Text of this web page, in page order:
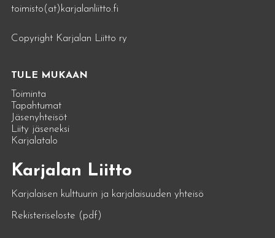
toimisto(at)karjalanliitto.fi
Copyright Karjalan Liitto ry
TULE MUKAAN
Toiminta
Tapahtumat
Jäsenyhteisöt
Liity jäseneksi
Karjalatalo
Karjalan Liitto
Karjalaisen kulttuurin ja karjalaisuuden yhteisö
Rekisteriseloste (pdf)